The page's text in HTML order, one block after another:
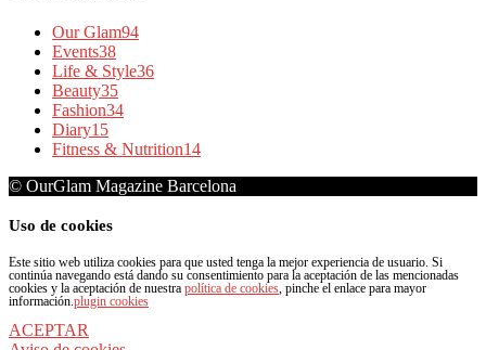
Our Glam94
Events38
Life & Style36
Beauty35
Fashion34
Diary15
Fitness & Nutrition14
© OurGlam Magazine Barcelona
Uso de cookies
Este sitio web utiliza cookies para que usted tenga la mejor experiencia de usuario. Si
continúa navegando está dando su consentimiento para la aceptación de las mencionadas
cookies y la aceptación de nuestra política de cookies, pinche el enlace para mayor
información.plugin cookies
ACEPTAR